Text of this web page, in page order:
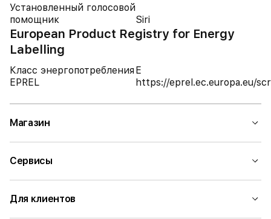
Установленный голосовой
помощник
Siri
European Product Registry for Energy
Labelling
Класс энергопотребления E
EPREL
https://eprel.ec.europa.eu/
Магазин
Сервисы
Для клиентов